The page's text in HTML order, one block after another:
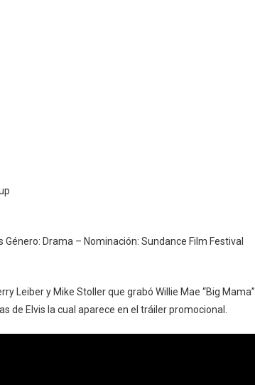
Drama – Nominación: Sundance Film Festival
Leiber y Mike Stoller que grabó Willie Mae “Big Mama”
de Elvis la cual aparece en el tráiler promocional.